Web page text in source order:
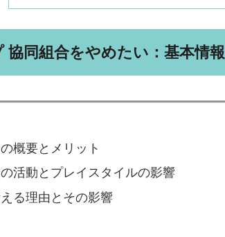
協同組合をやめたい：基本情報
概要とメリット
活動とプレイスタイルの影響
る理由とその影響